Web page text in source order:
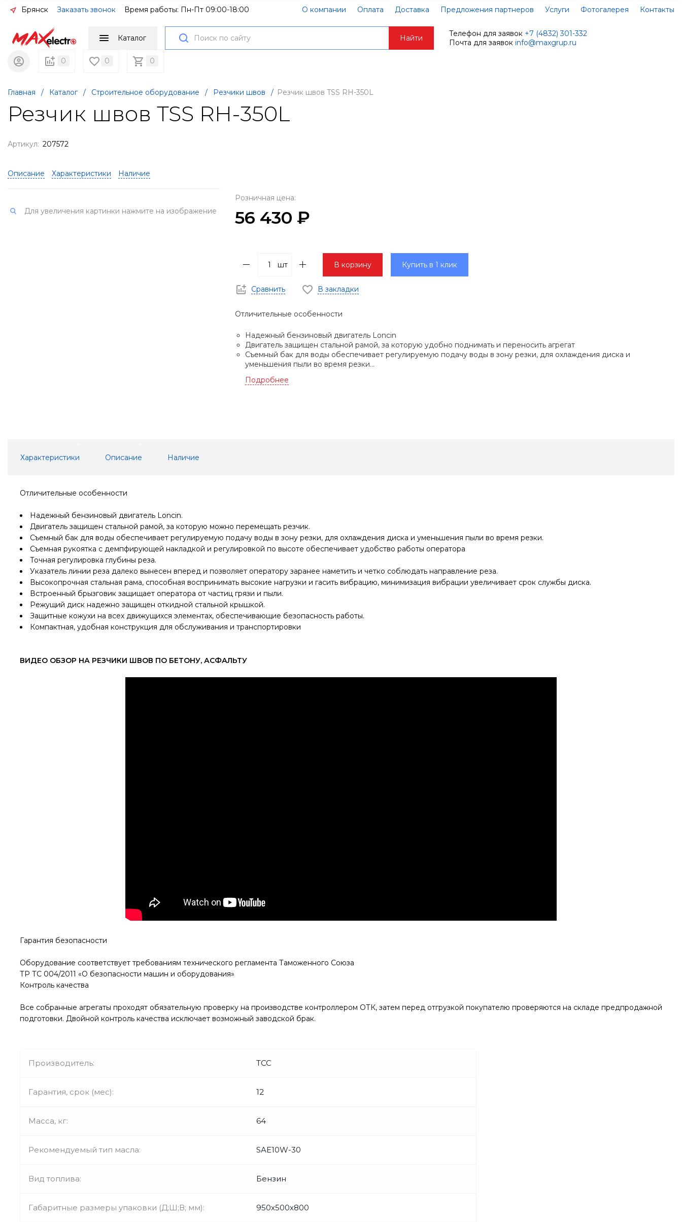
Брянск Заказать звонок Время работы: Пн-Пт 09:00-18:00 О компании Оплата Доставка Предложения партнеров Услуги Фотогалерея Контакты
Каталог
0 0 0
Найти Телефон для заявок +7 (4832) 301-332
Почта для заявок info@maxgrup.ru
Главная / Каталог / Строительное оборудование / Резчики швов / Резчик швов TSS RH-350L
Резчик швов TSS RH-350L
Артикул: 207572
Описание Характеристики Наличие
Для увеличения картинки нажмите на изображение
Розничная цена:
56 430 ₽
шт В корзину Купить в 1 клик
Сравнить В закладки
Отличительные особенности
Надежный бензиновый двигатель Loncin
Двигатель защищен стальной рамой, за которую удобно поднимать и переносить агрегат
Съемный бак для воды обеспечивает регулируемую подачу воды в зону резки, для охлаждения диска и
уменьшения пыли во время резки...
Подробнее
Характеристики Описание Наличие
Отличительные особенности
Надежный бензиновый двигатель Loncin.
Двигатель защищен стальной рамой, за которую можно перемещать резчик.
Съемный бак для воды обеспечивает регулируемую подачу воды в зону резки, для охлаждения диска и уменьшения пыли во время резки.
Съемная рукоятка с демпфирующей накладкой и регулировкой по высоте обеспечивает удобство работы оператора
Точная регулировка глубины реза.
Указатель линии реза далеко вынесен вперед и позволяет оператору заранее наметить и четко соблюдать направление реза.
Высокопрочная стальная рама, способная воспринимать высокие нагрузки и гасить вибрацию, минимизация вибрации увеличивает срок службы диска.
Встроенный брызговик защищает оператора от частиц грязи и пыли.
Режущий диск надежно защищен откидной стальной крышкой.
Защитные кожухи на всех движущихся элементах, обеспечивающие безопасность работы.
Компактная, удобная конструкция для обслуживания и транспортировки
ВИДЕО ОБЗОР НА РЕЗЧИКИ ШВОВ ПО БЕТОНУ, АСФАЛЬТУ
Гарантия безопасности
Оборудование соответствует требованиям технического регламента Таможенного Союза
ТР ТС 004/2011 «О безопасности машин и оборудования»
Контроль качества
Все собранные агрегаты проходят обязательную проверку на производстве контроллером ОТК, затем перед отгрузкой покупателю проверяются на складе предпродажной
подготовки. Двойной контроль качества исключает возможный заводской брак.
Производитель: ТСС
Гарантия, срок (мес): 12
Масса, кг: 64
Рекомендуемый тип масла: SAE10W-30
Вид топлива: Бензин
Габаритные размеры упаковки (Д;Ш;В; мм): 950х500х800